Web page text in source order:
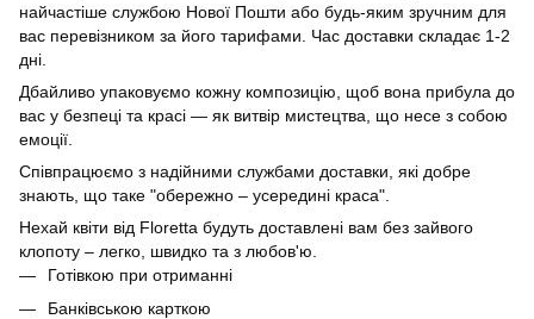
найчастіше службою Нової Пошти або будь-яким зручним для
вас перевізником за його тарифами. Час доставки складає 1-2
дні.
Дбайливо упаковуємо кожну композицію, щоб вона прибула до
вас у безпеці та красі — як витвір мистецтва, що несе з собою
емоції.
Співпрацюємо з надійними службами доставки, які добре
знають, що таке "обережно – усередині краса".
Нехай квіти від Floretta будуть доставлені вам без зайвого
клопоту – легко, швидко та з любов'ю.
Готівкою при отриманні
Банківською карткою